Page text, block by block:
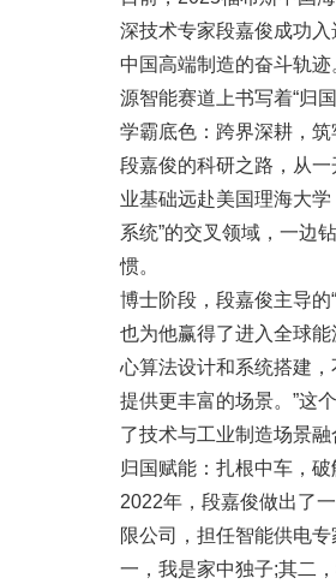
深技术专家段嘉俊成功
中国高端制造的奋斗轨
源智能赛道上书写着“归
学霸底色：跨界深耕，筑
段嘉俊的科研之路，从
业基础远赴美国理海大
系统”的交叉领域，一边
惯。
博士阶段，段嘉俊主导
也为他赢得了进入全球
心算法设计和系统搭建
提供更丰富的场景。”这
了技术与工业制造场景融
归国赋能：扎根中车，
2022年，段嘉俊做出了
限公司，担任智能供电
一，我是家中独子;其二